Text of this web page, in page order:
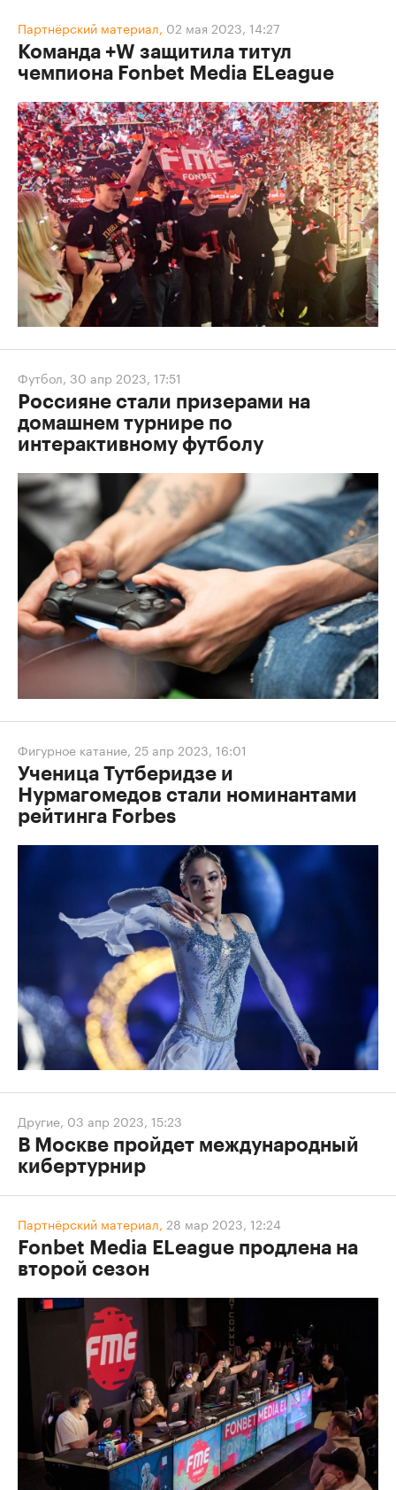
Партнёрский материал, 02 мая 2023, 14:27
Команда +W защитила титул
чемпиона Fonbet Media ELeague
Футбол, 30 апр 2023, 17:51
Россияне стали призерами на
домашнем турнире по
интерактивному футболу
Фигурное катание, 25 апр 2023, 16:01
Ученица Тутберидзе и
Нурмагомедов стали номинантами
рейтинга Forbes
Другие, 03 апр 2023, 15:23
В Москве пройдет международный
кибертурнир
Партнёрский материал, 28 мар 2023, 12:24
Fonbet Media ELeague продлена на
второй сезон